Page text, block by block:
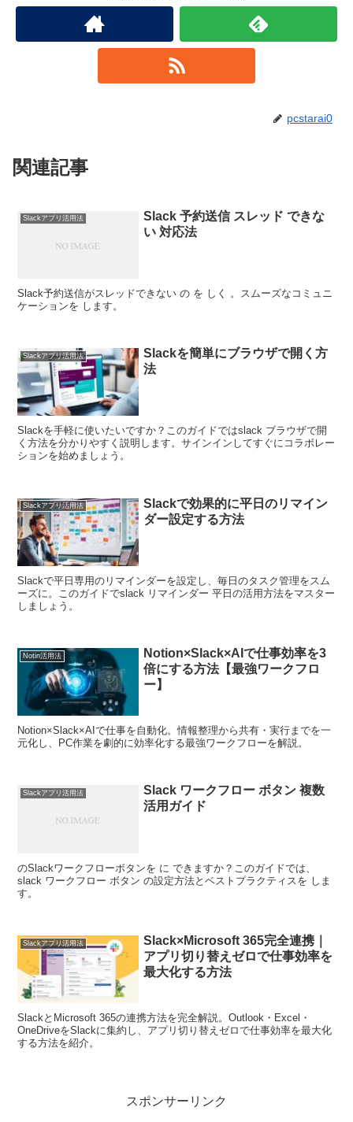
pcstarai0
関連記事
Slackアプリ活用法
Slack 予約送信 スレッド できな
い 対応法
Slack予約送信がスレッドできない の を しく 。スムーズなコミュニ
ケーションを します。
Slackアプリ活用法
Slackを簡単にブラウザで開く方
法
Slackを手軽に使いたいですか？このガイドではslack ブラウザで開
く方法を分かりやすく説明します。サインインしてすぐにコラボレー
ションを始めましょう。
Slackアプリ活用法
Slackで効果的に平日のリマイン
ダー設定する方法
Slackで平日専用のリマインダーを設定し、毎日のタスク管理をスム
ーズに。このガイドでslack リマインダー 平日の活用方法をマスター
しましょう。
Notin活用法
Notion×Slack×AIで仕事効率を3
倍にする方法【最強ワークフロ
ー】
Notion×Slack×AIで仕事を自動化。情報整理から共有・実行までを一
元化し、PC作業を劇的に効率化する最強ワークフローを解説。
Slackアプリ活用法
Slack ワークフロー ボタン 複数
活用ガイド
のSlackワークフローボタンを に できますか？このガイドでは、
slack ワークフロー ボタン の設定方法とベストプラクティスを しま
す。
Slackアプリ活用法
Slack×Microsoft 365完全連携｜
アプリ切り替えゼロで仕事効率を
最大化する方法
SlackとMicrosoft 365の連携方法を完全解説。Outlook・Excel・
OneDriveをSlackに集約し、アプリ切り替えゼロで仕事効率を最大化
する方法を紹介。
スポンサーリンク